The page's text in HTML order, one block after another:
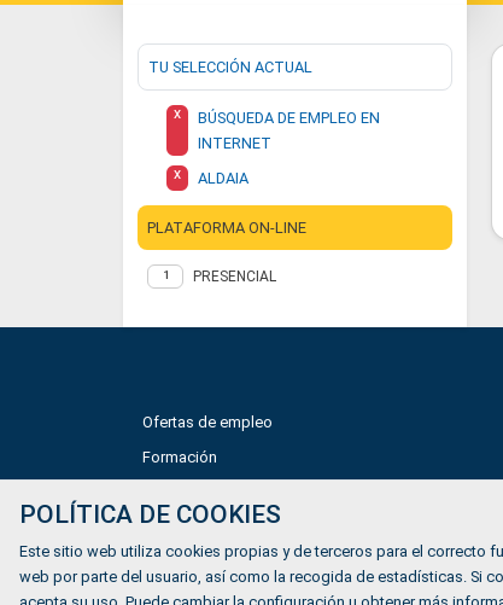
TU SELECCIÓN ACTUAL
X
BÚSQUEDA DE EMPLEO EN
INTERNET
X ALDAIA
PLATAFORMA ON-LINE
1 PRESENCIAL
Ofertas de empleo
Formación
Listado Agencias de empleo
Quiénes somos
POLÍTICA DE COOKIES
Este sitio web utiliza cookies propias y de terceros para el correcto
web por parte del usuario, así como la recogida de estadísticas. Si